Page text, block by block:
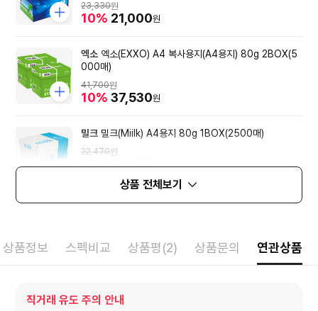
23,330원
10% 21,000원
엑소 엑소(EXXO) A4 복사용지(A4용지) 80g 2BOX(5
000매)
41,700원
10% 37,530원
밀크 밀크(Miilk) A4용지 80g 1BOX(2500매)
22,470원
10%20,220원
상품 전체보기
상품정보 스펙비교 상품평(2) 상품문의 연관상품
직거래 유도 주의 안내